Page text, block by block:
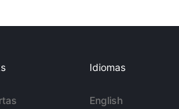
Idiomas
English